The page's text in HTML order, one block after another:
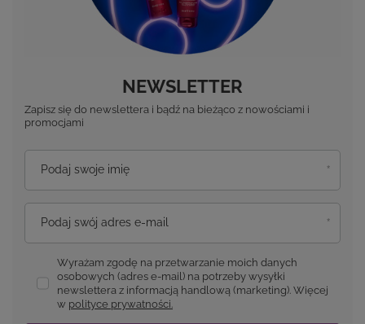
NEWSLETTER
Zapisz się do newslettera i bądź na bieżąco z nowościami i
promocjami
Podaj swoje imię
Podaj swój adres e-mail
Wyrażam zgodę na przetwarzanie moich danych
osobowych (adres e-mail) na potrzeby wysyłki
newslettera z informacją handlową (marketing). Więcej
w polityce prywatności.